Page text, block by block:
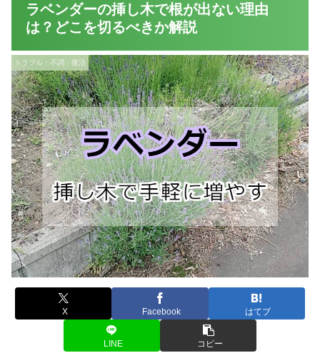
ラベンダーの挿し木で根が出ない理由
は？どこを切るべきか解説
トラブル・不調・復活
X Facebook はてブ
LINE コピー